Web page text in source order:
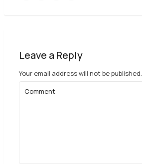
Leave a Reply
Your email address will not be published.